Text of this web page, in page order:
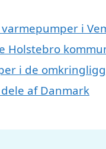
i
Holstebro
i de
af Danmark